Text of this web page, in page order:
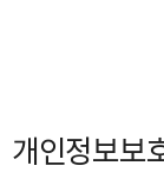
개인정보보